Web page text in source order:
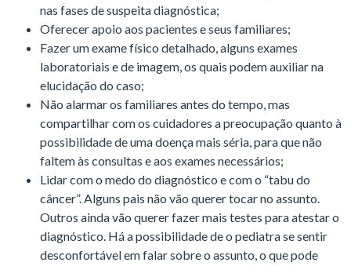
nas fases de suspeita diagnóstica;
Oferecer apoio aos pacientes e seus familiares;
Fazer um exame físico detalhado, alguns exames
laboratoriais e de imagem, os quais podem auxiliar na
elucidação do caso;
Não alarmar os familiares antes do tempo, mas
compartilhar com os cuidadores a preocupação quanto à
possibilidade de uma doença mais séria, para que não
faltem às consultas e aos exames necessários;
Lidar com o medo do diagnóstico e com o “tabu do
câncer”. Alguns pais não vão querer tocar no assunto.
Outros ainda vão querer fazer mais testes para atestar o
diagnóstico. Há a possibilidade de o pediatra se sentir
desconfortável em falar sobre o assunto, o que pode